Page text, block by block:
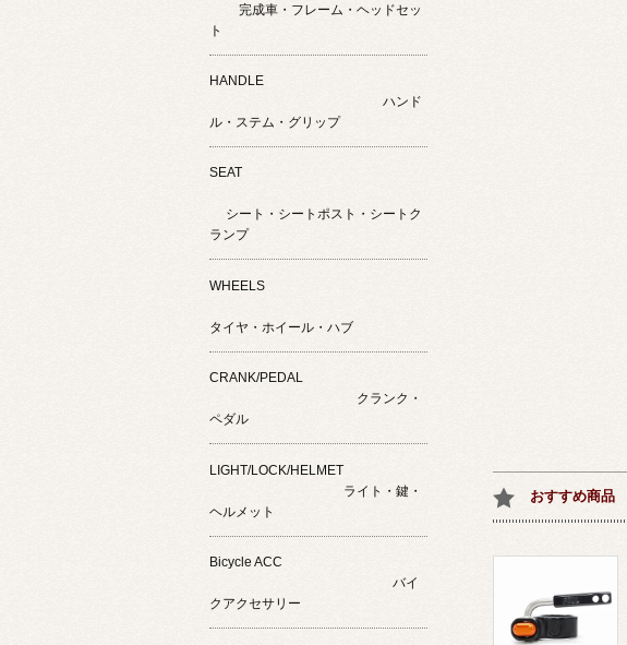
おすすめ商品
完成車・フレーム・ヘッドセッ
ト
HANDLE
ハンド
ル・ステム・グリップ
SEAT
シート・シートポスト・シートク
ランプ
WHEELS
タイヤ・ホイール・ハブ
CRANK/PEDAL
クランク・
ペダル
LIGHT/LOCK/HELMET
ライト・鍵・
ヘルメット
Bicycle ACC
バイ
クアクセサリー